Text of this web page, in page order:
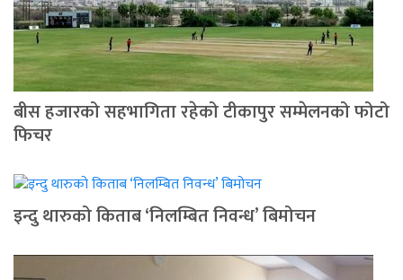
बीस हजारको सहभागिता रहेको टीकापुर सम्मेलनको फोटो
फिचर
इन्दु थारुको किताब ‘निलम्बित निवन्ध’ बिमोचन